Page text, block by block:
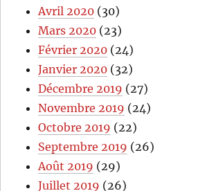
Avril 2020 (30)
Mars 2020 (23)
Février 2020 (24)
Janvier 2020 (32)
Décembre 2019 (27)
Novembre 2019 (24)
Octobre 2019 (22)
Septembre 2019 (26)
Août 2019 (29)
Juillet 2019 (26)